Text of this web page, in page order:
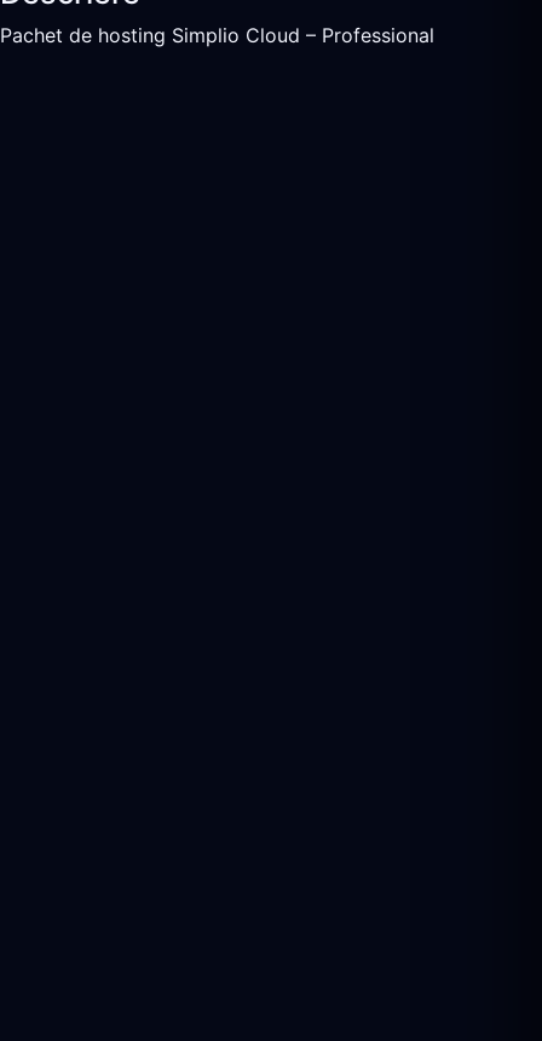
Pachet de hosting Simplio Cloud – Professional